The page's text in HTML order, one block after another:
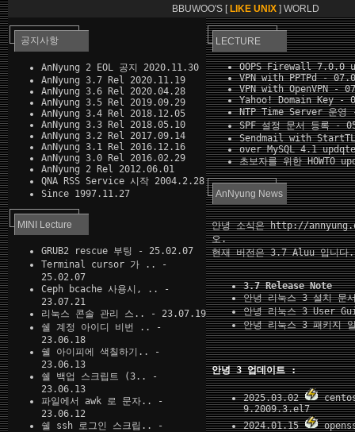
BBUWOO'S [ LIKE UNIX] WORLD
공지사항
AnNyung 2 EOL 공지
2020.11.30
AnNyung 3.7 Rel 2020.11.19
AnNyung 3.6 Rel 2020.04.28
AnNyung 3.5 Rel 2019.09.29
AnNyung 3.4 Rel 2018.12.05
AnNyung 3.3 Rel 2018.05.10
AnNyung 3.2 Rel 2017.09.14
AnNyung 3.1 Rel 2016.12.16
AnNyung 3.0 Rel 2016.02.29
AnNyung 2 Rel 2012.06.01
QNA RSS Service 시작 2004.2.28
Since 1997.11.27
MINI Lecture
GRUB2 rescue 부팅 - 25.02.07
Terminal cursor 가 ..
-
25.02.07
Ceph bcache 사용시, ..
-
23.07.21
리눅스 콘솔 관리 스..
- 23.07.19
쉘 계정 아이디 비번 ..
-
23.06.18
쉘 아이피에 색칠하기..
-
23.06.13
쉘 백업 스크립트 (3..
-
23.06.13
파일에서 awk 로 문자..
-
23.06.12
쉘 ssh 로그인 스크립..
-
LECTURE
OOPS Firewall 7.0.0
VPN with PPTPd-
VPN with OpenVPN-
Yahoo! Domain Key-
NTP Time Server 운영-
SPF 설정 문서 등록-
Sendmail with
over MySQL 4.1
초보자를 위한 HOWTO
AnNyung News
안녕 소식은http://
오.
현재 버전은3.7 Aluu입니다.
3.7 Release Note
안녕 리눅스 3 설치 문
안녕 리눅스 3 User
안녕 리눅스 3 패키지
안녕 3 업데이트 :
2025.03.02
9.2009.3.el7
2024.01.15